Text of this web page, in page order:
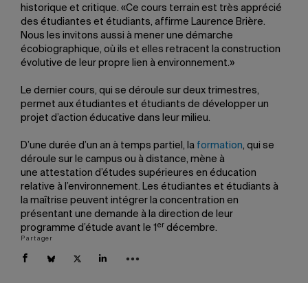
historique et critique. «Ce cours terrain est très apprécié
des étudiantes et étudiants, affirme Laurence Brière.
Nous les invitons aussi à mener une démarche
écobiographique, où ils et elles retracent la construction
évolutive de leur propre lien à environnement.»
Le dernier cours, qui se déroule sur deux trimestres,
permet aux étudiantes et étudiants de développer un
projet d’action éducative dans leur milieu.
D’une durée d’un an à temps partiel, la formation, qui se
déroule sur le campus ou à distance, mène à
une attestation d’études supérieures en éducation
relative à l’environnement. Les étudiantes et étudiants à
la maîtrise peuvent intégrer la concentration en
présentant une demande à la direction de leur
programme d’étude avant le 1 er décembre.
Partager